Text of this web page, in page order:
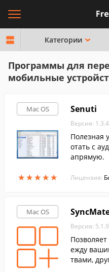
Категории
Программы для
мобильные
Mac OS
★★★★★
★★★★★
Senuti
Версия:
Полезная
отать с
апрямую.
Лицензия:
Mac OS
Версия:
ежду
твами,